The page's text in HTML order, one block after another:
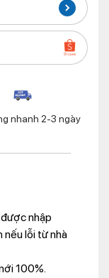
nhanh 2-3 ngày
nhập
nếu lỗi từ nhà
100%.